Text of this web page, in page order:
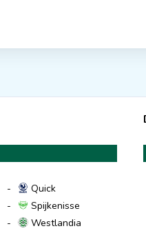
-
Quick
-
Spijkenisse
-
Westlandia